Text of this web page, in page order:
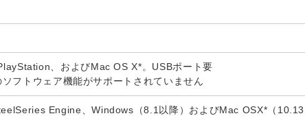
、およびMac OS X*。USBポート要
フトウェア機能がサポートされていません
Engine、Windows（8.1以降）およびMac OSX*（